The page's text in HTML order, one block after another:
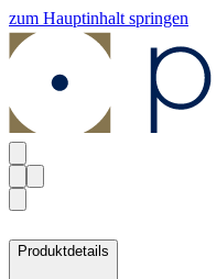
zum Hauptinhalt springen
Produktdetails